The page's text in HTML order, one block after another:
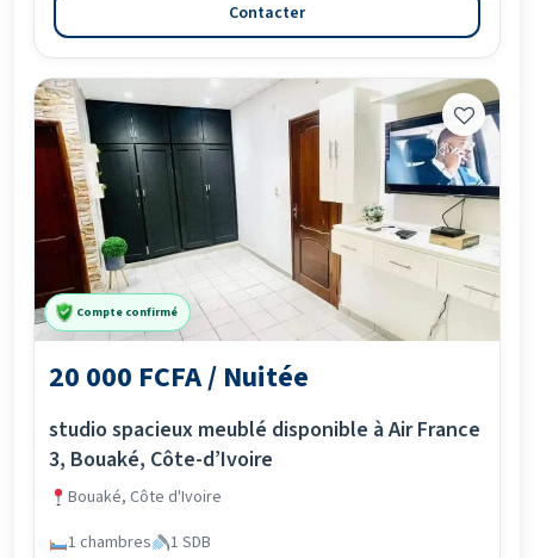
Contacter
Compte confirmé
20 000 FCFA / Nuitée
studio spacieux meublé disponible à Air France
3, Bouaké, Côte-d’Ivoire
Bouaké, Côte d'Ivoire
1 chambres
1 SDB